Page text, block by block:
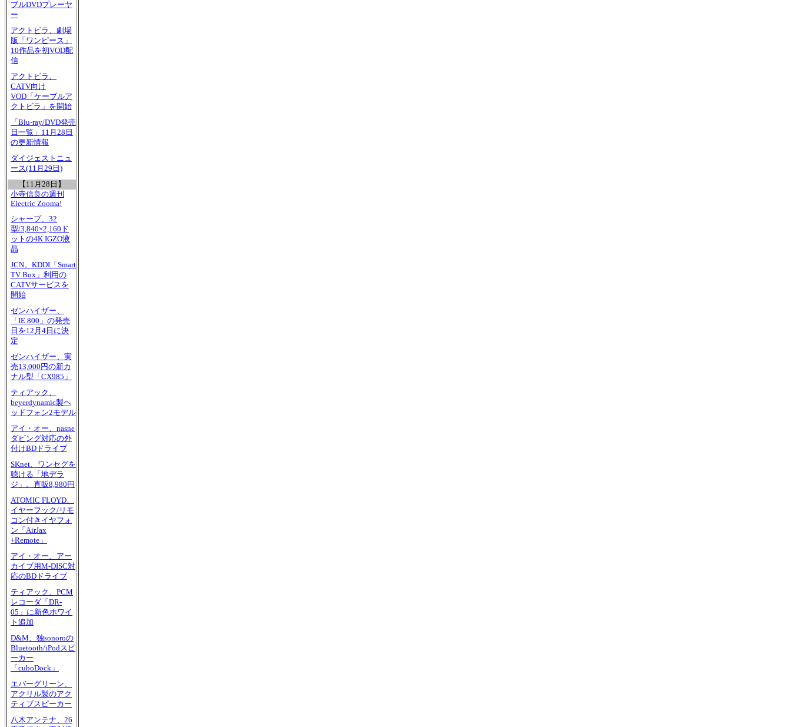
ブルDVDプレーヤ
ー
アクトビラ、劇場
版「ワンピース」
10作品を初VOD配
信
アクトビラ、
CATV向け
VOD「ケーブルア
クトビラ」を開始
「Blu-ray/DVD発売
日一覧」11月28日
の更新情報
ダイジェストニュ
ース(11月29日)
【11月28日】
小寺信良の週刊
Electric Zooma!
シャープ、32
型/3,840×2,160ド
ットの4K IGZO液
晶
JCN、KDDI「Smart
TV Box」利用の
CATVサービスを
開始
ゼンハイザー、
「IE 800」の発売
日を12月4日に決
定
ゼンハイザー、実
売13,000円の新カ
ナル型「CX985」
ティアック、
beyerdynamic製ヘ
ッドフォン2モデル
アイ・オー、nasne
ダビング対応の外
付けBDドライブ
SKnet、ワンセグを
聴ける「地デラ
ジ」。直販8,980円
ATOMIC FLOYD、
イヤーフック/リモ
コン付きイヤフォ
ン「AirJax
+Remote」
アイ・オー、アー
カイブ用M-DISC対
応のBDドライブ
ティアック、PCM
レコーダ「DR-
05」に新色ホワイ
ト追加
D&M、独sonoroの
Bluetooth/iPodスピ
ーカー
「cuboDock」
エバーグリーン、
アクリル製のアク
ティブスピーカー
八木アンテナ、26